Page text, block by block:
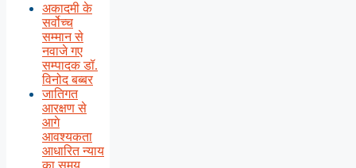
अकादमी के
सर्वोच्च
सम्मान से
नवाजे गए
सम्पादक डॉ.
विनोद बब्बर
जातिगत
आरक्षण से
आगे
आवश्यकता
आधारित न्याय
का समय